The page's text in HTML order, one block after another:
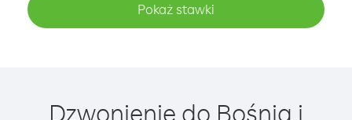
Pokaż stawki
Dzwonienie do Bośnia i